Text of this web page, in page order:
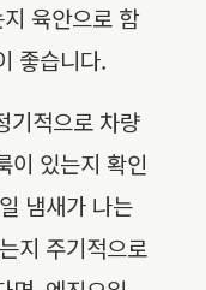
육안으로 함
좋습니다.
기적으로 차량
이 있는지 확인
냄새가 나는
지 주기적으로